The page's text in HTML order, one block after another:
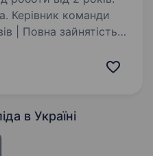
| Повна зайнятість
сильного логіста,
в Україні